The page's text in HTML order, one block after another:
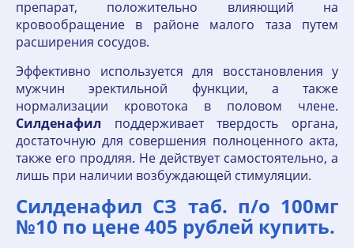
препарат, положительно влияющий на
кровообращение в районе малого таза путем
расширения сосудов.
Эффективно используется для восстановления у
мужчин эректильной функции, а также
нормализации кровотока в половом члене.
Силденафил поддерживает твердость органа,
достаточную для совершения полноценного акта,
также его продляя. Не действует самостоятельно, а
лишь при наличии возбуждающей стимуляции.
Силденафил СЗ таб. п/о 100мг
№10 по цене 405 рублей купить.